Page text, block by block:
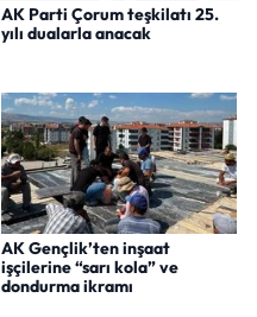
AK Parti Çorum teşkilatı 25.
yılı dualarla anacak
AK Gençlik’ten inşaat
işçilerine “sarı kola” ve
dondurma ikramı